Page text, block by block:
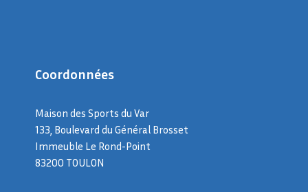
Coordonnées
Maison des Sports du Var
133, Boulevard du Général Brosset
Immeuble Le Rond-Point
83200 TOULON